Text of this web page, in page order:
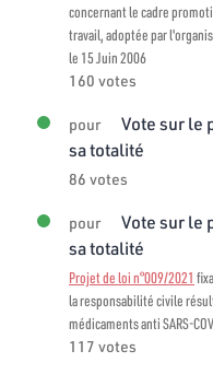
concernant le cadre
travail, adoptée par
le 15 Juin 2006
160 votes
pour
Vote sur le
sa totalité
86 votes
pour
Vote sur le
sa totalité
Projet de loi n°009/2021
la responsabilité civile
médicaments anti SARS-
117 votes